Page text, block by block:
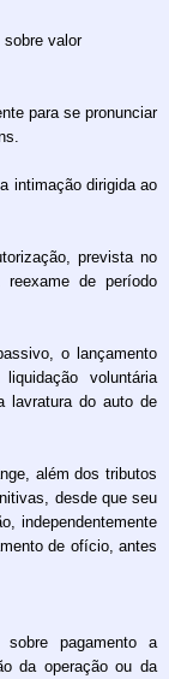
valor
para se pronunciar
intimação dirigida ao
prevista no
de período
o lançamento
voluntária
lavratura do auto de
além dos tributos
desde que seu
independentemente
de ofício, antes
pagamento a
da operação ou da